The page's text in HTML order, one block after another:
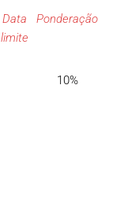
Data
limite
Ponderação
10%